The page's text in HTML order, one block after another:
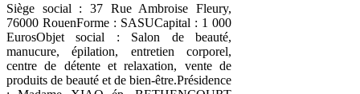
Siège social : 37 Rue Ambroise Fleury,
76000 RouenForme : SASUCapital : 1 000
EurosObjet social : Salon de beauté,
manucure, épilation, entretien corporel,
centre de détente et relaxation, vente de
produits de beauté et de bien-être.Présidence